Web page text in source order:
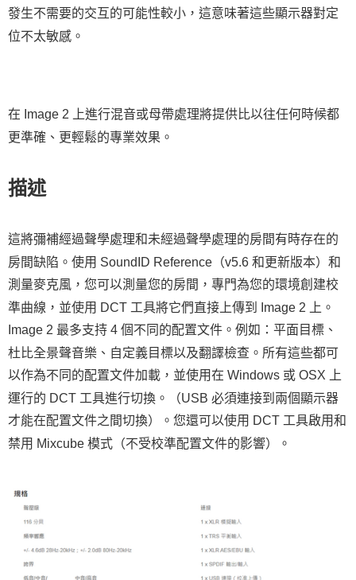
發生不需要的交互的可能性較小，這意味著這些顯示器對定
位不太敏感。
在 Image 2 上進行混音或母帶處理將提供比以往任何時候都
更準確、更輕鬆的專業效果。
描述
這將彌補經過聲學處理和未經過聲學處理的房間有時存在的
房間缺陷。使用 SoundID Reference（v5.6 和更新版本）和
測量麥克風，您可以測量您的房間，專門為您的環境創建校
準曲線，並使用 DCT 工具將它們直接上傳到 Image 2 上。
Image 2 最多支持 4 個不同的配置文件。例如：平面目標、
杜比全景聲音樂、自定義目標以及翻譯檢查。所有這些都可
以作為不同的配置文件加載，並使用在 Windows 或 OSX 上
運行的 DCT 工具進行切換。（USB 必須連接到兩個顯示器
才能在配置文件之間切換）。您還可以使用 DCT 工具啟用和
禁用 Mixcube 模式（不受校準配置文件的影響）。